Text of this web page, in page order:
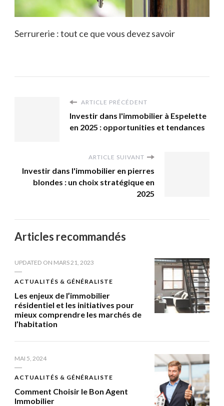
Serrurerie : tout ce que vous devez savoir
ARTICLE PRÉCÉDENT
Investir dans l'immobilier à Espelette
en 2025 : opportunities et tendances
ARTICLE SUIVANT
Investir dans l'immobilier en pierres
blondes : un choix stratégique en
2025
Articles recommandés
UPDATED ON MARS 21, 2023
ACTUALITÉS & GÉNÉRALISTE
Les enjeux de l’immobilier
résidentiel et les initiatives pour
mieux comprendre les marchés de
l’habitation
MAI 5, 2024
ACTUALITÉS & GÉNÉRALISTE
Comment Choisir le Bon Agent
Immobilier